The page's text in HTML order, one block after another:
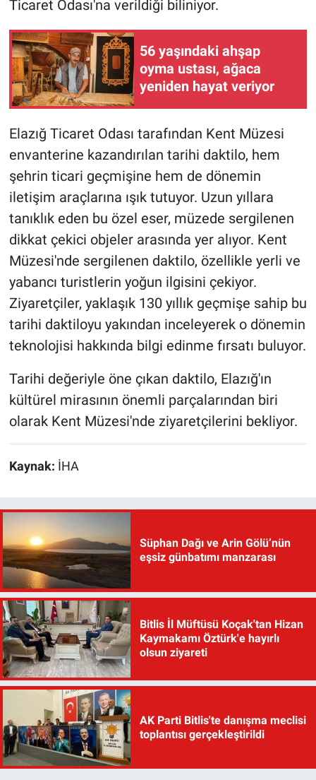
Ticaret Odası'na verildiği biliniyor.
56 yaşındaki ahşap
oyma ustası, ağaca
yeniden hayat veriyor
Elazığ Ticaret Odası tarafından Kent Müzesi
envanterine kazandırılan tarihi daktilo, hem
şehrin ticari geçmişine hem de dönemin
iletişim araçlarına ışık tutuyor. Uzun yıllara
tanıklık eden bu özel eser, müzede sergilenen
dikkat çekici objeler arasında yer alıyor. Kent
Müzesi'nde sergilenen daktilo, özellikle yerli ve
yabancı turistlerin yoğun ilgisini çekiyor.
Ziyaretçiler, yaklaşık 130 yıllık geçmişe sahip bu
tarihi daktiloyu yakından inceleyerek o dönemin
teknolojisi hakkında bilgi edinme fırsatı buluyor.
Tarihi değeriyle öne çıkan daktilo, Elazığ'ın
kültürel mirasının önemli parçalarından biri
olarak Kent Müzesi'nde ziyaretçilerini bekliyor.
Kaynak: İHA
Süphan Dağı ve Arin Gölü’nün
eşsiz günbatımı manzarası
Bitlis İl Müftüsü Koçak'tan Hizan
Kaymakamı Öztürk'e hayırlı
olsun ziyareti
AK Parti Bitlis'te danışma meclisi
toplantısı gerçekleştirildi